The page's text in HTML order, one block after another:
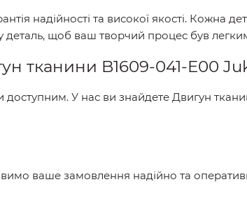
надійності та високої якості. Кожна
деталь, щоб ваш творчий процес був
тканини B1609-041-E00
У нас ви знайдете Двигун
ваше замовлення надійно та